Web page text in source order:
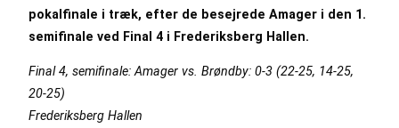
pokalfinale i træk, efter de besejrede Amager i den 1.
semifinale ved Final 4 i Frederiksberg Hallen.
Final 4, semifinale: Amager vs. Brøndby: 0-3 (22-25, 14-25,
20-25)
Frederiksberg Hallen